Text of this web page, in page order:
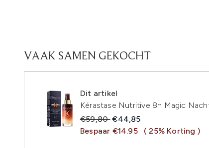
VAAK SAMEN GEKOCHT
Dit artikel
Kérastase Nutritive 8h Magic
Recommended Retail Price:
€59,80Huidige prijs:
€44,85
Bespaar €14.95
( 25% Korting )